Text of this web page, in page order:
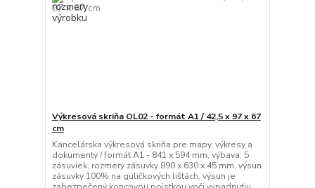
Výkresová skriňa OL02 - formát A1 / 42,5 x 97 x 67
cm
Kancelárska výkresová skriňa pre mapy, výkresy a
dokumenty / formát A1 - 841 x 594 mm, výbava: 5
zásuviek, rozmery zásuvky 890 x 630 x 45 mm, výsun
zásuvky 100% na guličkových lištách, výsun je